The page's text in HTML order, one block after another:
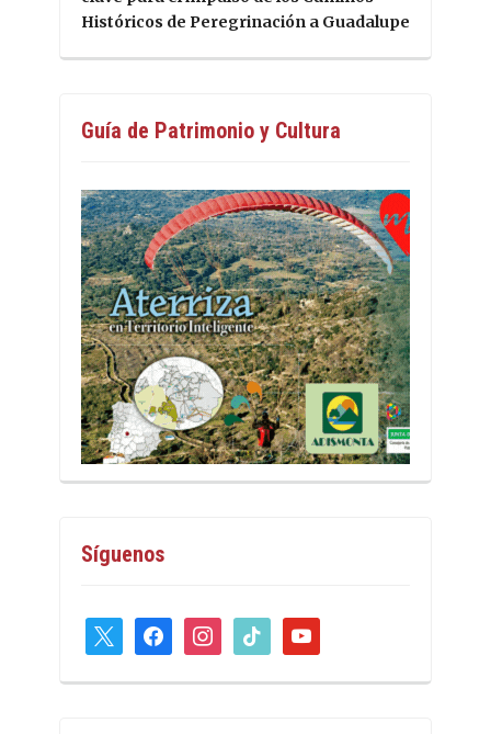
Históricos de Peregrinación a Guadalupe
Guía de Patrimonio y Cultura
Síguenos
facebookinstagram
tiktok youtube